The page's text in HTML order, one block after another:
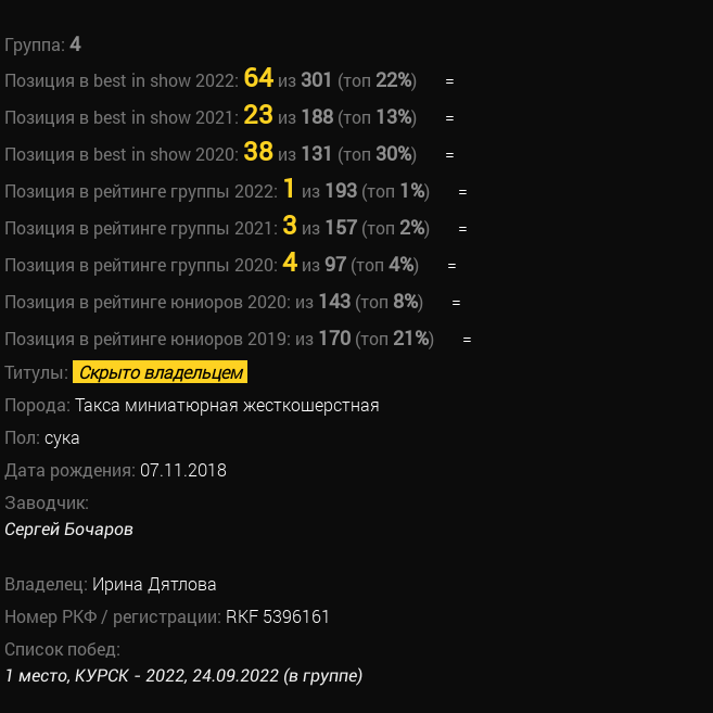
Группа: 4
Позиция в best in show 2022: 64из 301 (топ 22%)
=
Позиция в best in show 2021: 23 из 188(топ 13%)
=
Позиция в best in show 2020: 38из 131 (топ 30%)
=
Позиция в рейтинге группы 2022: 1 из 193(топ 1%)
=
Позиция в рейтинге группы 2021: 3 из 157(топ 2%)
=
Позиция в рейтинге группы 2020: 4из97(топ 4%)
=
Позиция в рейтинге юниоров 2020: из 143(топ 8%)
=
Позиция в рейтинге юниоров 2019: из 170(топ 21%)
=
Титулы: Скрыто владельцем
Порода: Такса миниатюрная жесткошерстная
Пол: сука
Дата рождения: 07.11.2018
Заводчик:
Сергей Бочаров
Владелец: Ирина Дятлова
Номер РКФ / регистрации: RKF 5396161
Список побед:
1 место, КУРСК - 2022, 24.09.2022 (в группе)